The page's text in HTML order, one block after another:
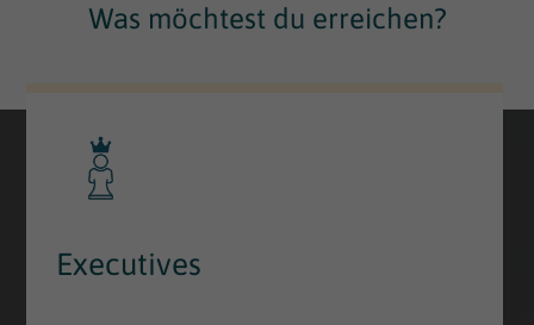
Was möchtest du erreichen?
Executives